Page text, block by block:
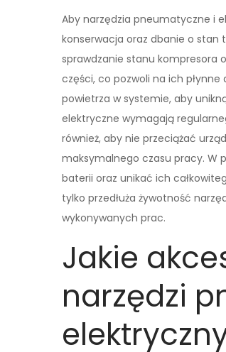
Aby narzędzia pneumatyczne i
konserwacja oraz dbanie o stan
sprawdzanie stanu kompresora
części, co pozwoli na ich
powietrza w systemie, aby
elektryczne wymagają
również, aby nie przeciążać
maksymalnego czasu pracy. W
baterii oraz unikać ich
tylko przedłuża żywotność
wykonywanych prac.
Jakie
narzędzi